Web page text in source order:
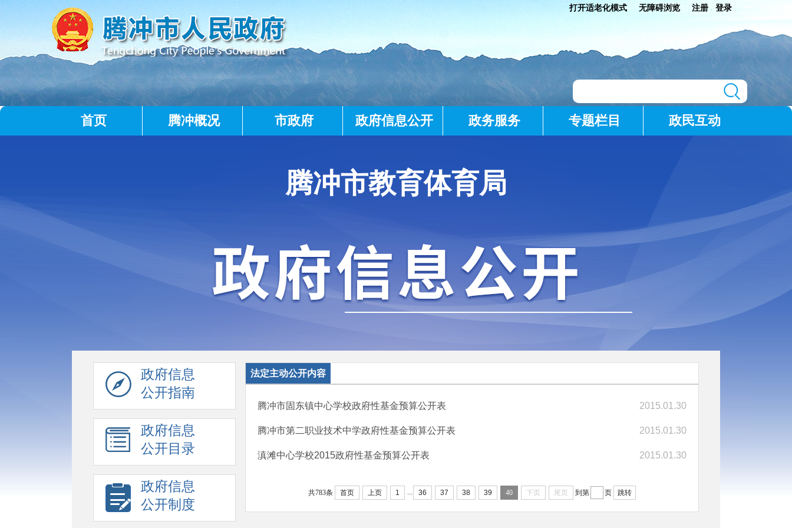
打开适老化模式 无障碍浏览 注册 登录
首页 腾冲概况 市政府 政府信息公开 政务服务 专题栏目 政民互动
腾冲市教育体育局
政府信息
公开指南
政府信息
公开目录
政府信息
公开制度
法定主动公开内容
腾冲市固东镇中心学校政府性基金预算公开表 2015.01.30
腾冲市第二职业技术中学政府性基金预算公开表 2015.01.30
滇滩中心学校2015政府性基金预算公开表 2015.01.30
共783条 首页 上页 1 36 37 38 39 40 下页 尾页 到第 页 跳转